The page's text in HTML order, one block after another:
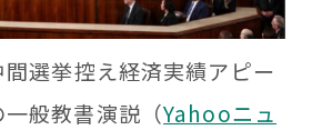
間選挙控え経済実績アピー
般教書演説（Yahooニュ